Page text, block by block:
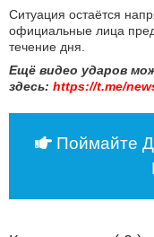
Ситуация остаётся
официальные лица
течение дня.
Ещё видео ударов
здесь: https://t.me/
Поймайте